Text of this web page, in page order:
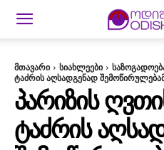
მთავარი სიახლეები
ტაძრის აღსადგენად
ᲞᲐᲠᲘᲖᲘᲡ
ᲢᲐᲫᲠᲘᲡ